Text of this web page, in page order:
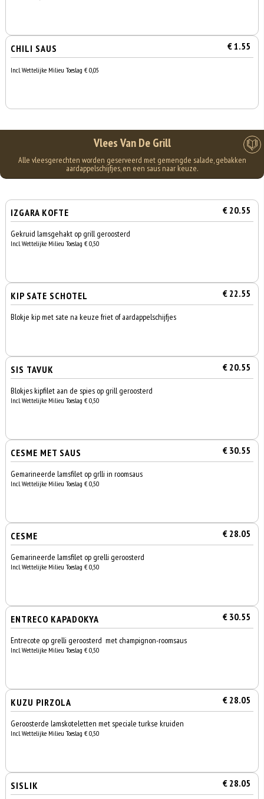
CHILI SAUS € 1.55
Incl. Wettelijke Milieu Toeslag € 0,05
Vlees Van De Grill
Alle vleesgerechten worden geserveerd met gemengde salade, gebakken
aardappelschijfjes, en een saus naar keuze.
IZGARA KOFTE € 20.55
Gekruid lamsgehakt op grill geroosterd
Incl. Wettelijke Milieu Toeslag € 0,50
KIP SATE SCHOTEL € 22.55
Blokje kip met sate na keuze friet of aardappelschijfjes
SIS TAVUK € 20.55
Blokjes kipfilet aan de spies op grill geroosterd
Incl. Wettelijke Milieu Toeslag € 0,50
CESME MET SAUS € 30.55
Gemarineerde lamsfilet op grlli in roomsaus
Incl. Wettelijke Milieu Toeslag € 0,50
CESME € 28.05
Gemarineerde lamsfilet op grelli geroosterd
Incl. Wettelijke Milieu Toeslag € 0,50
ENTRECO KAPADOKYA € 30.55
Entrecote op grelli geroosterd met champignon-roomsaus
Incl. Wettelijke Milieu Toeslag € 0,50
KUZU PIRZOLA € 28.05
Geroosterde lamskoteletten met speciale turkse kruiden
Incl. Wettelijke Milieu Toeslag € 0,50
SISLIK € 28.05